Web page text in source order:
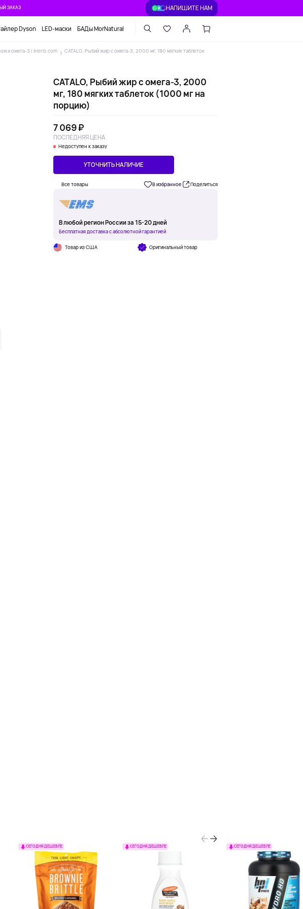
ЗАКАЗ НАПИШИТЕ НАМ
Dyson LED-маски БАДы MorNatural
и омега-3 | iHerb.com
CATALO, Рыбий жир с омега-3, 2000 мг, 180 мягких таблеток
CATALO, Рыбий жир с омега-3, 2000
мг, 180 мягких таблеток (1000 мг на
порцию)
7 069 ₽
ПОСЛЕДНЯЯ ЦЕНА
Недоступен к заказу
УТОЧНИТЬ НАЛИЧИЕ
Все товары В избранное Поделиться
В любой регион России за 15-20 дней
Бесплатная доставка с абсолютной гарантией
Товар из США Оригинальный товар
СЕГОДНЯ ДЕШЕВЛЕ СЕГОДНЯ ДЕШЕВЛЕ СЕГОДНЯ ДЕШЕВЛЕ